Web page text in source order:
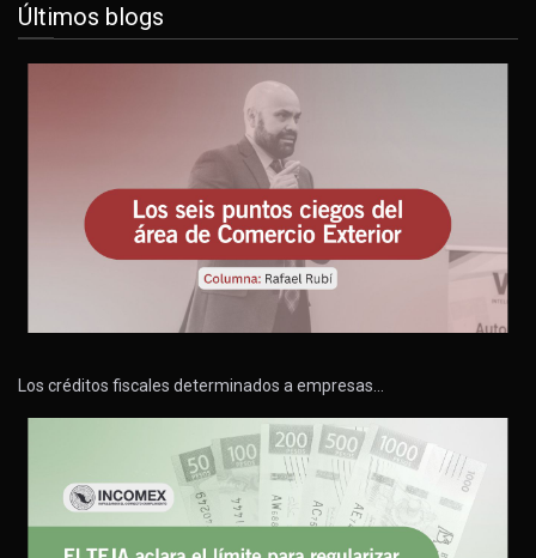
Últimos blogs
Los créditos fiscales determinados a empresas…